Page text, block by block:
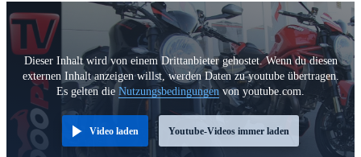
Dieser Inhalt wird von einem Drittanbieter gehostet. Wenn du diesen
externen Inhalt anzeigen willst, werden Daten zu youtube übertragen.
Es gelten die Nutzungsbedingungen von youtube.com.
Video laden Youtube-Videos immer laden